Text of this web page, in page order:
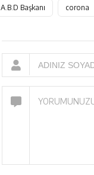
A.B.D Başkanı corona